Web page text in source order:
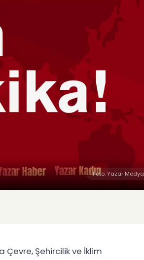
Foto: Yazar Medya
Çevre, Şehircilik ve İklim